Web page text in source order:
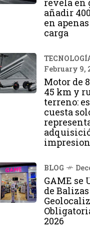
revela en
añadir
en
carga
February 9,
Motor de
45 km y
terreno:
cuesta
BLOG
GAME se
de Balizas
2026